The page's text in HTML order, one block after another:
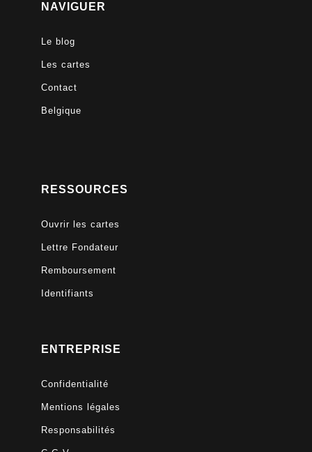
NAVIGUER
Le blog
Les cartes
Contact
Belgique
RESSOURCES
Ouvrir les cartes
Lettre Fondateur
Remboursement
Identifiants
ENTREPRISE
Confidentialité
Mentions légales
Responsabilités